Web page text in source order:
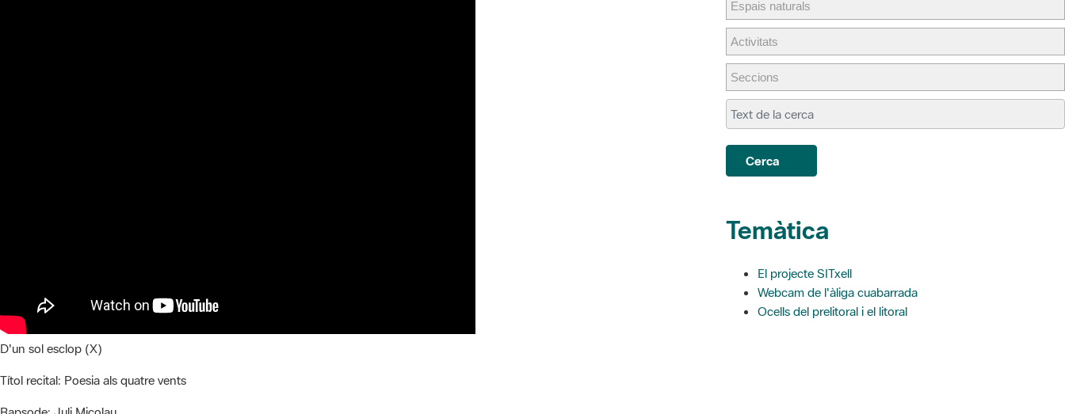
D'un sol esclop (X)
Títol recital: Poesia als quatre vents
Cerca
Temàtica
El projecte SITxell
Webcam de l'àliga cuabarrada
Ocells del prelitoral i el litoral